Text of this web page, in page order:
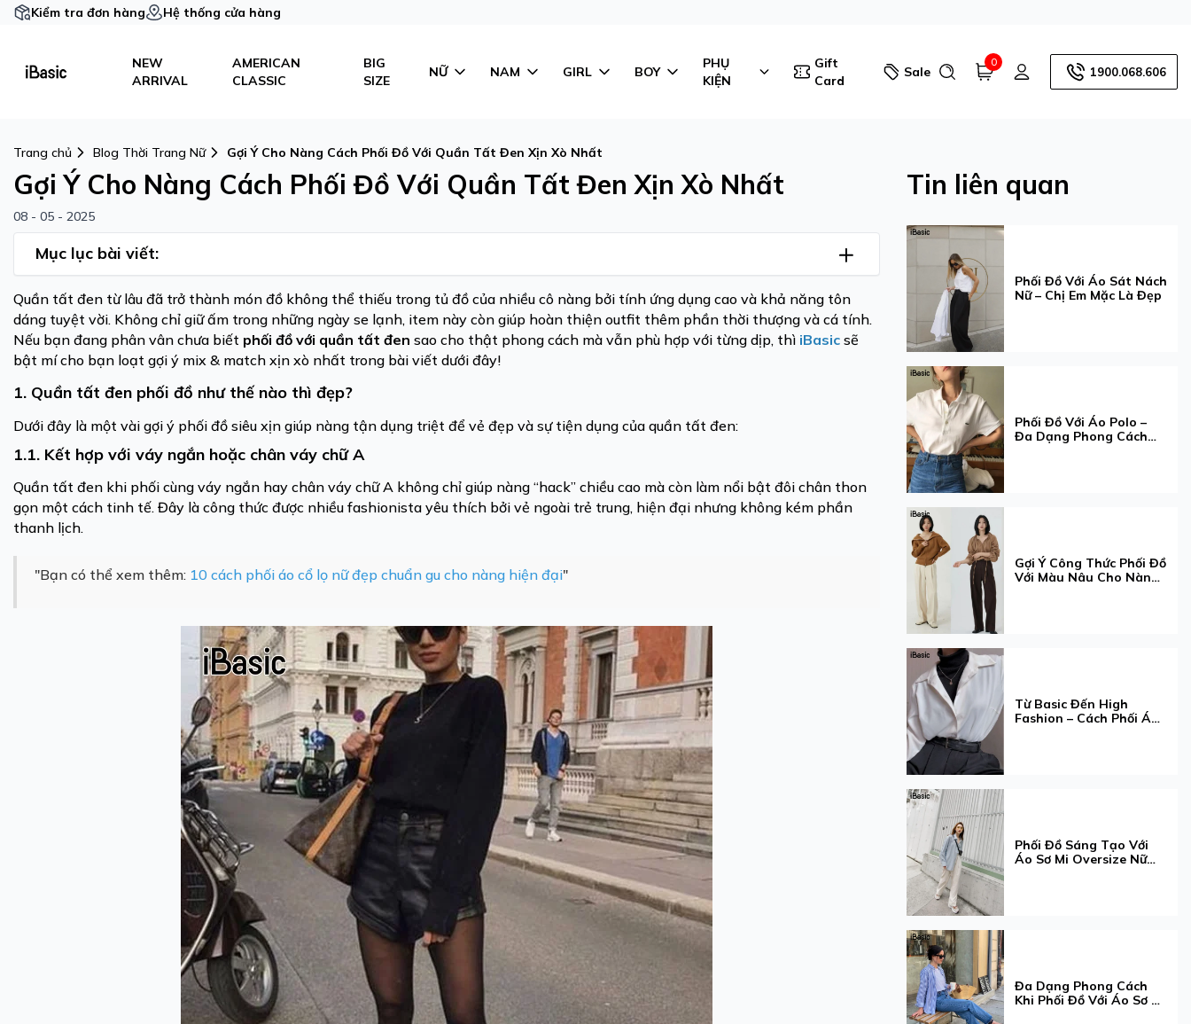
Kiểm tra đơn hàng Hệ thống cửa hàng
NEW
ARRIVAL
AMERICAN
CLASSIC
BIG
SIZE
NỮ NAM GIRL BOY
PHỤ
KIỆN
Gift
Card
Sale
0
1900.068.606
Trang chủ Blog Thời Trang Nữ Gợi Ý Cho Nàng Cách Phối Đồ Với Quần Tất Đen Xịn Xò Nhất
Gợi Ý Cho Nàng Cách Phối Đồ Với Quần Tất Đen Xịn Xò Nhất
08 - 05 - 2025
Mục lục bài viết:
Quần tất đen từ lâu đã trở thành món đồ không thể thiếu trong tủ đồ của nhiều cô nàng bởi tính ứng dụng cao và khả năng tôn
dáng tuyệt vời. Không chỉ giữ ấm trong những ngày se lạnh, item này còn giúp hoàn thiện outfit thêm phần thời thượng và cá tính.
Nếu bạn đang phân vân chưa biết phối đồ với quần tất đen sao cho thật phong cách mà vẫn phù hợp với từng dịp, thì iBasic sẽ
bật mí cho bạn loạt gợi ý mix & match xịn xò nhất trong bài viết dưới đây!
1. Quần tất đen phối đồ như thế nào thì đẹp?
Dưới đây là một vài gợi ý phối đồ siêu xịn giúp nàng tận dụng triệt để vẻ đẹp và sự tiện dụng của quần tất đen:
1.1. Kết hợp với váy ngắn hoặc chân váy chữ A
Quần tất đen khi phối cùng váy ngắn hay chân váy chữ A không chỉ giúp nàng “hack” chiều cao mà còn làm nổi bật đôi chân thon
gọn một cách tinh tế. Đây là công thức được nhiều fashionista yêu thích bởi vẻ ngoài trẻ trung, hiện đại nhưng không kém phần
thanh lịch.
"Bạn có thể xem thêm: 10 cách phối áo cổ lọ nữ đẹp chuẩn gu cho nàng hiện đại"
Tin liên quan
Phối Đồ Với Áo Sát Nách
Nữ – Chị Em Mặc Là Đẹp
Phối Đồ Với Áo Polo –
Đa Dạng Phong Cách
Gợi Ý Công Thức Phối Đồ
Với Màu Nâu Cho Nàng
Từ Basic Đến High
Fashion – Cách Phối Áo
Phối Đồ Sáng Tạo Với
Áo Sơ Mi Oversize Nữ
Đa Dạng Phong Cách
Khi Phối Đồ Với Áo Sơ Mi